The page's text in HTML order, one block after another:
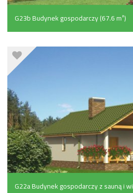
G23b Budynek gospodarczy (67.6 m²)
G22a Budynek gospodarczy z sauną i